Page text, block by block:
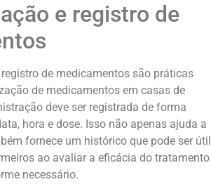
e registro de
de medicamentos são práticas
de medicamentos em casas de
deve ser registrada de forma
hora e dose. Isso não apenas ajuda a
fornece um histórico que pode ser útil
ao avaliar a eficácia do tratamento
necessário.